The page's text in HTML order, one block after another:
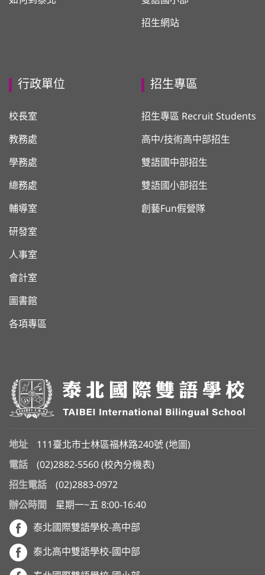
招生網站
行政單位
校長室
教務處
學務處
總務處
輔導室
研發室
人事室
會計室
圖書館
各項專區
招生專區
招生專區 Recruit Students
高中/技術高中部招生
雙語國中部招生
雙語國小部招生
創藝Fun假營隊
地址 111臺北市士林區福林路240號 (地圖)
電話
(02)2882-5560 (校內分機表)
招生電話
(02)2883-0972
辦公時間
星期一~五 8:00-16:40
泰北國際雙語學校-高中部
泰北高中雙語學校-國中部